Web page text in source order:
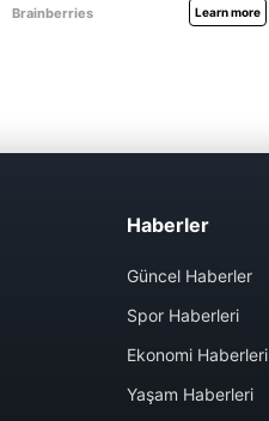
Haberler
Güncel Haberler
Spor Haberleri
Ekonomi Haberleri
Yaşam Haberleri